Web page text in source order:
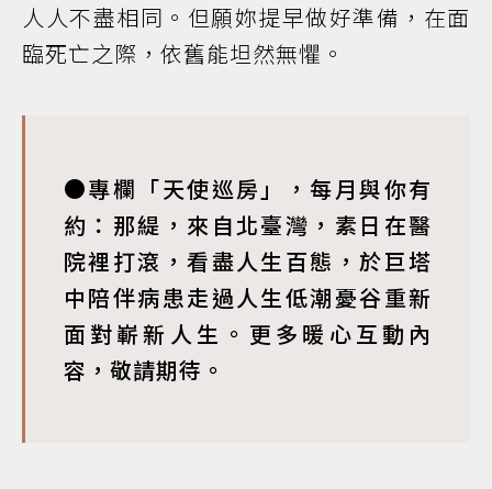
人人不盡相同。但願妳提早做好準備，在面
臨死亡之際，依舊能坦然無懼。
●專欄「天使巡房」，每月與你有
約：那緹，來自北臺灣，素日在醫
院裡打滾，看盡人生百態，於巨塔
中陪伴病患走過人生低潮憂谷重新
面對嶄新人生。更多暖心互動內
容，敬請期待。